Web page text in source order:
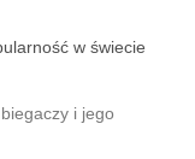
w świecie
i jego